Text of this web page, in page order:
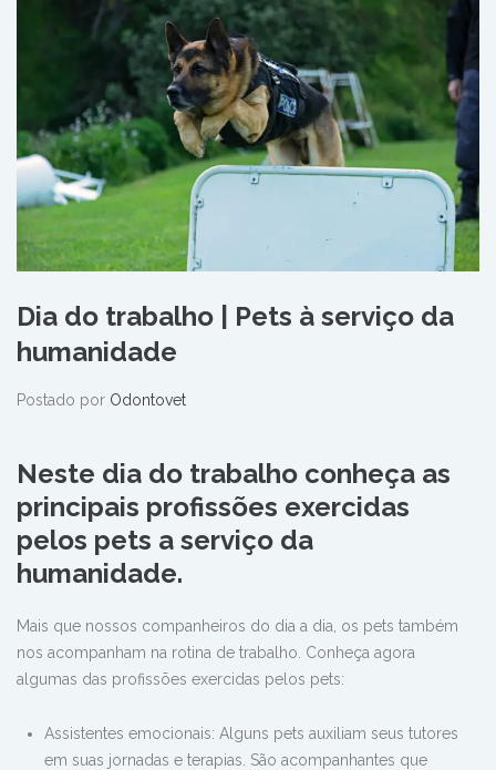
Dia do trabalho | Pets à serviço da
humanidade
Postado por Odontovet
Neste dia do trabalho conheça as
principais profissões exercidas
pelos pets a serviço da
humanidade.
Mais que nossos companheiros do dia a dia, os pets também
nos acompanham na rotina de trabalho. Conheça agora
algumas das profissões exercidas pelos pets:
Assistentes emocionais: Alguns pets auxiliam seus tutores
em suas jornadas e terapias. São acompanhantes que